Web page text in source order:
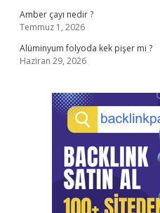
Amber çayı nedir ?
Temmuz 1, 2026
Alüminyum folyoda kek pişer mi ?
Haziran 29, 2026